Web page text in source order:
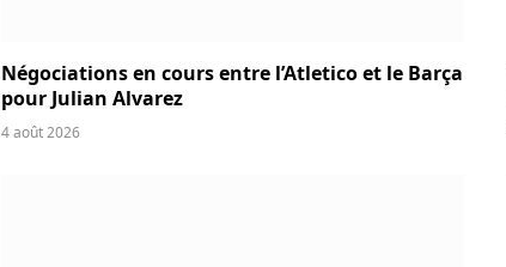
Négociations en cours entre l’Atletico et le Barça
pour Julian Alvarez
4 août 2026